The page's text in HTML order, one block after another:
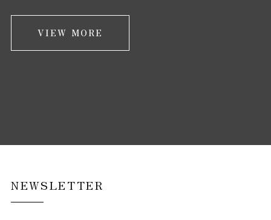
VIEW MORE
NEWSLETTER